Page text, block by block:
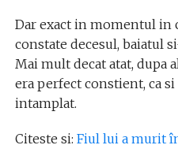
Dar exact in momentul in
constate decesul, baiatul
Mai mult decat atat, dupa
era perfect constient, ca
intamplat.
Citeste si: Fiul lui a murit